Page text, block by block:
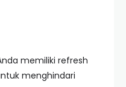
memiliki refresh
menghindari